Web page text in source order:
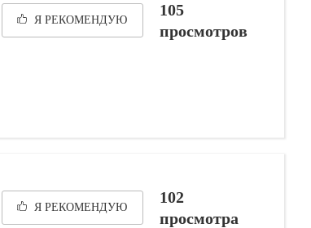
Я РЕКОМЕНДУЮ
105
просмотров
Я РЕКОМЕНДУЮ
102
просмотра